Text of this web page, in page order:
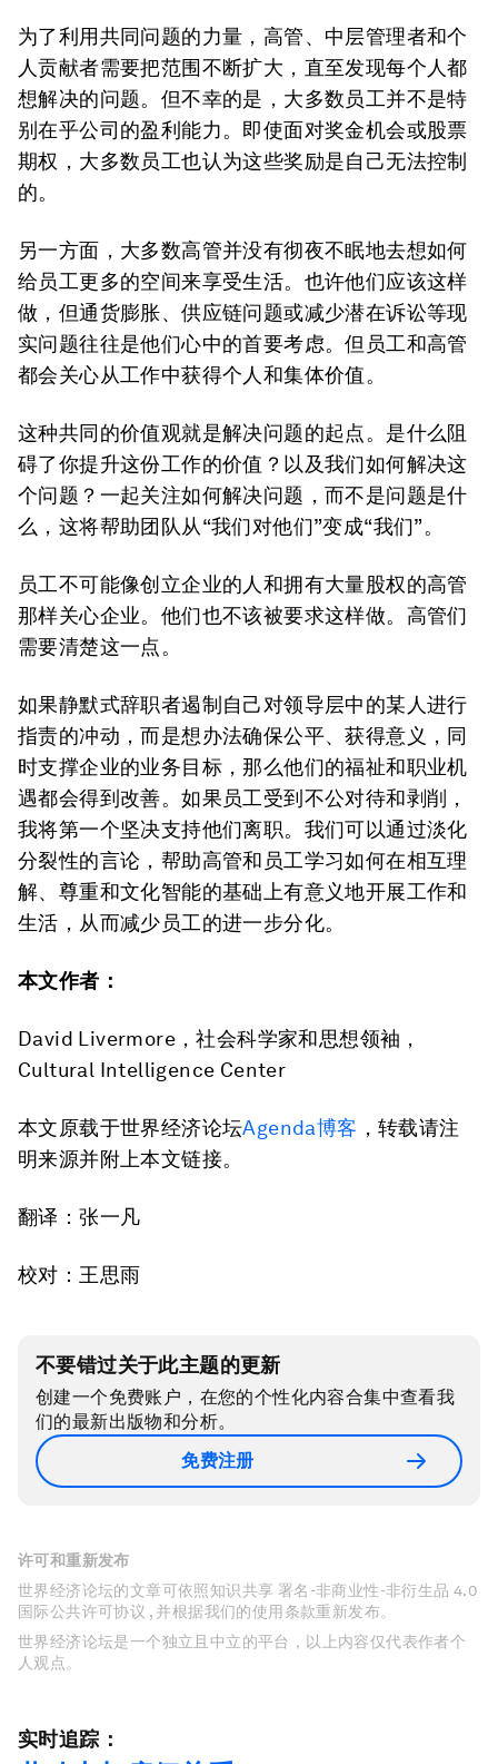
为了利用共同问题的力量，高管、中层管理者和个
人贡献者需要把范围不断扩大，直至发现每个人都
想解决的问题。但不幸的是，大多数员工并不是特
别在乎公司的盈利能力。即使面对奖金机会或股票
期权，大多数员工也认为这些奖励是自己无法控制
的。
另一方面，大多数高管并没有彻夜不眠地去想如何
给员工更多的空间来享受生活。也许他们应该这样
做，但通货膨胀、供应链问题或减少潜在诉讼等现
实问题往往是他们心中的首要考虑。但员工和高管
都会关心从工作中获得个人和集体价值。
这种共同的价值观就是解决问题的起点。是什么阻
碍了你提升这份工作的价值？以及我们如何解决这
个问题？一起关注如何解决问题，而不是问题是什
么，这将帮助团队从“我们对他们”变成“我们”。
员工不可能像创立企业的人和拥有大量股权的高管
那样关心企业。他们也不该被要求这样做。高管们
需要清楚这一点。
如果静默式辞职者遏制自己对领导层中的某人进行
指责的冲动，而是想办法确保公平、获得意义，同
时支撑企业的业务目标，那么他们的福祉和职业机
遇都会得到改善。如果员工受到不公对待和剥削，
我将第一个坚决支持他们离职。我们可以通过淡化
分裂性的言论，帮助高管和员工学习如何在相互理
解、尊重和文化智能的基础上有意义地开展工作和
生活，从而减少员工的进一步分化。
本文作者：
David Livermore，社会科学家和思想领袖，
Cultural Intelligence Center
本文原载于世界经济论坛Agenda博客 ，转载请注
明来源并附上本文链接。
翻译：张一凡
校对：王思雨
不要错过关于此主题的更新
创建一个免费账户，在您的个性化内容合集中查看我
们的最新出版物和分析。
免费注册
许可和重新发布
世界经济论坛的文章可依照知识共享 署名-非商业性-非衍生品 4.0
国际公共许可协议 , 并根据我们的使用条款重新发布。
世界经济论坛是一个独立且中立的平台，以上内容仅代表作者个
人观点。
实时追踪：